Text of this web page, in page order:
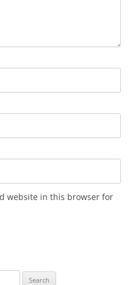
website in this browser for